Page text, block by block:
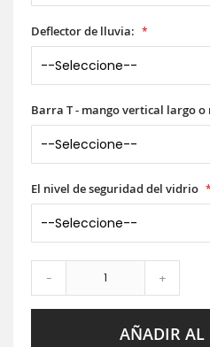
Deflector de lluvia:
Barra T - mango vertical largo
El nivel de seguridad del vidrio
- +
AÑADIR AL